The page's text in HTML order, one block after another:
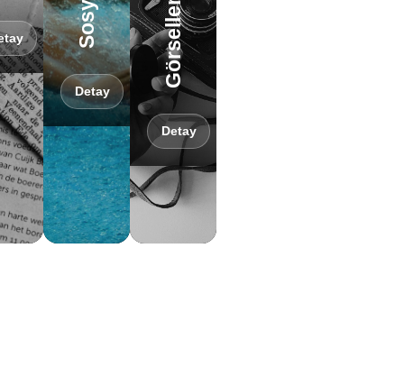
Detay
Detay